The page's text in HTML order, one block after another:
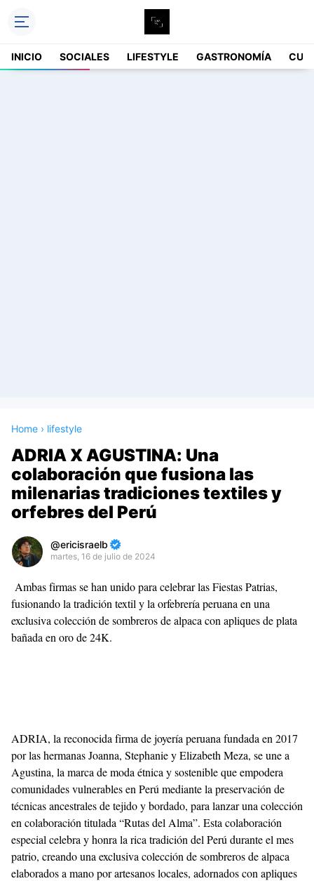
INICIO SOCIALES LIFESTYLE GASTRONOMÍA
Home › lifestyle
ADRIA X AGUSTINA: Una
colaboración que fusiona las
milenarias tradiciones textiles y
orfebres del Perú
ericisraelb
martes, 16 de julio de 2024
Premium
By
Raushan
Design
With
Ambas firmas se han unido para celebrar las Fiestas Patrias,
fusionando la tradición textil y la orfebrería peruana en una
exclusiva colección de sombreros de alpaca con apliques de plata
bañada en oro de 24K.
ADRIA, la reconocida firma de joyería peruana fundada en 2017
por las hermanas Joanna, Stephanie y Elizabeth Meza, se une a
Agustina, la marca de moda étnica y sostenible que empodera
comunidades vulnerables en Perú mediante la preservación de
técnicas ancestrales de tejido y bordado, para lanzar una colección
en colaboración titulada “Rutas del Alma”. Esta colaboración
especial celebra y honra la rica tradición del Perú durante el mes
patrio, creando una exclusiva colección de sombreros de alpaca
elaborados a mano por artesanos locales, adornados con apliques